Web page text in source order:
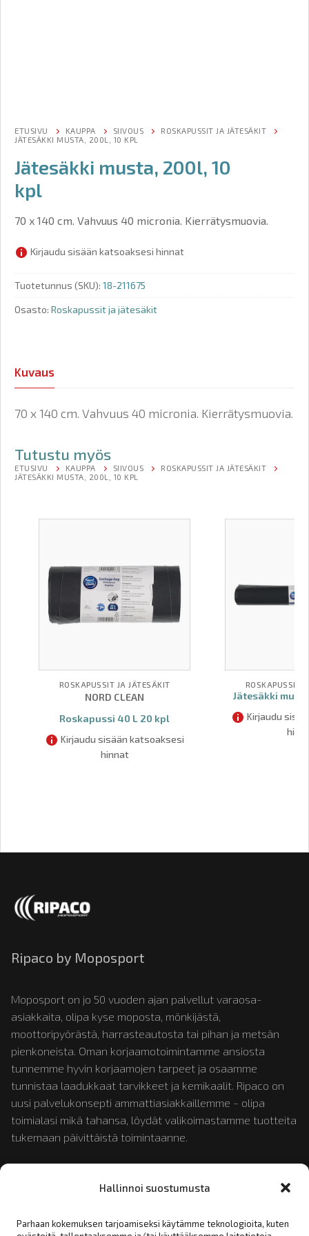
Hallinnoi suostumusta
Parhaan kokemuksen tarjoamiseksi käytämme teknologioita, kuten
ETUSIVU KAUPPA SIIVOUS
ROSKAPUSSIT JA JÄTESÄKIT
JÄTESÄKKI MUSTA, 200L, 10 KPL
Jätesäkki musta, 200l, 10
kpl
70 x 140 cm. Vahvuus 40 micronia. Kierrätysmuovia.
Kirjaudu sisään katsoaksesi hinnat
Tuotetunnus (SKU): 18-211675
Osasto: Roskapussit ja jätesäkit
Kuvaus
70 x 140 cm. Vahvuus 40 micronia. Kierrätysmuovia.
Tutustu myös
ETUSIVU KAUPPA SIIVOUS
ROSKAPUSSIT JA JÄTESÄKIT
JÄTESÄKKI MUSTA, 200L, 10 KPL
ROSKAPUSSIT JA JÄTESÄKIT
NORD CLEAN
Roskapussi 40 L 20 kpl
Kirjaudu sisään katsoaksesi
hinnat
ROSKAPUSSIT
Jätesäkki
Kirjaudu
Ripaco by Moposport
Moposport on jo 50 vuoden ajan palvellut varaosa-
asiakkaita, olipa kyse moposta, mönkijästä,
moottoripyörästä, harrasteautosta tai pihan ja metsän
pienkoneista. Oman korjaamotoimintamme ansiosta
tunnemme hyvin korjaamojen tarpeet ja osaamme
tunnistaa laadukkaat tarvikkeet ja kemikaalit. Ripaco on
uusi palvelukonsepti ammattiasiakkaillemme - olipa
toimialasi mikä tahansa, löydät valikoimastamme tuotteita
tukemaan päivittäistä toimintaanne.